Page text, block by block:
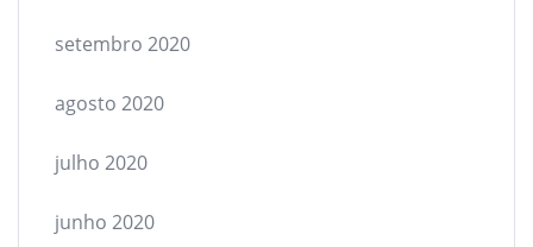
setembro 2020
agosto 2020
julho 2020
junho 2020